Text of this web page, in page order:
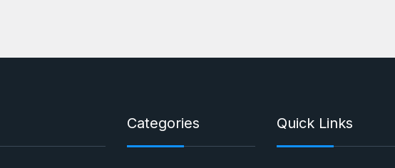
Categories Quick Links